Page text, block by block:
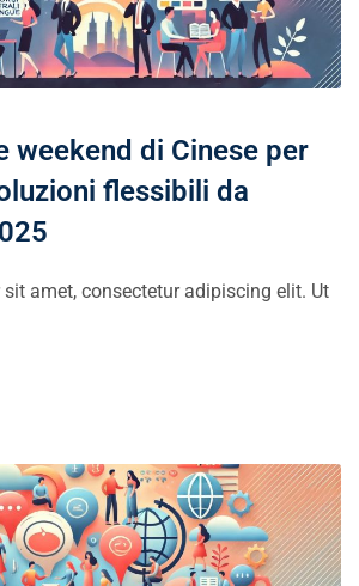
weekend di Cinese per
flessibili da
amet, consectetur adipiscing elit. Ut